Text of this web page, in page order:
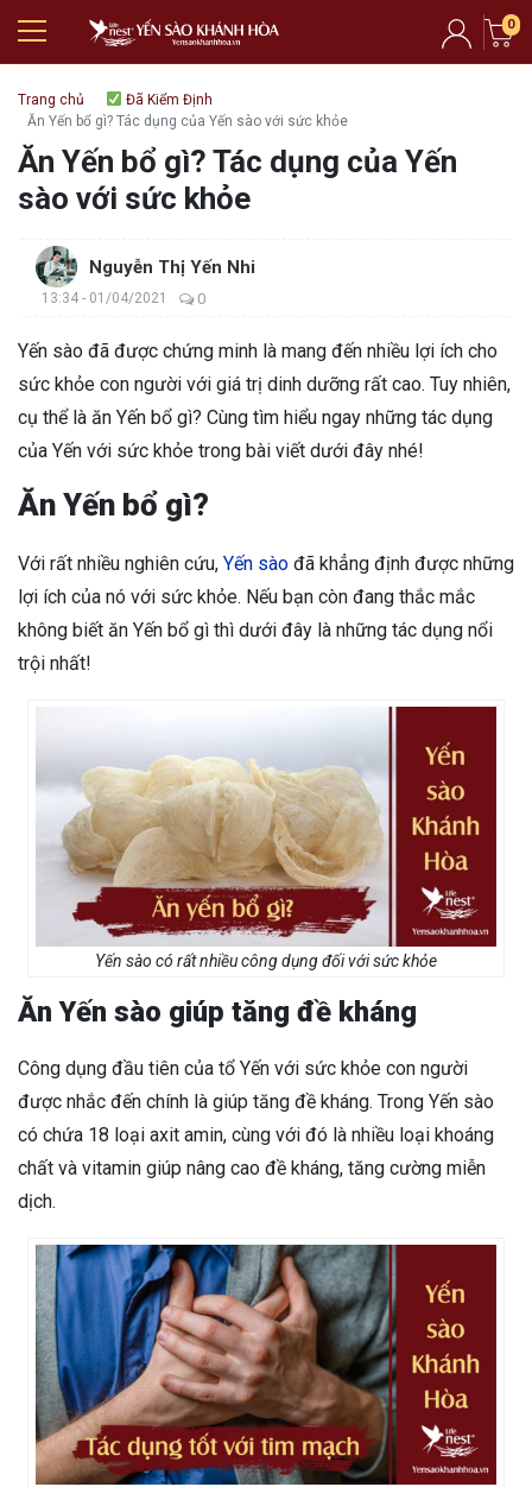
0
Trang chủ
Đã Kiểm Định
Ăn Yến bổ gì? Tác dụng của Yến sào với sức khỏe
Ăn Yến bổ gì? Tác dụng của Yến
sào với sức khỏe
Nguyễn Thị Yến Nhi
13:34 - 01/04/2021 0
Yến sào đã được chứng minh là mang đến nhiều lợi ích cho
sức khỏe con người với giá trị dinh dưỡng rất cao. Tuy nhiên,
cụ thể là ăn Yến bổ gì? Cùng tìm hiểu ngay những tác dụng
của Yến với sức khỏe trong bài viết dưới đây nhé!
Ăn Yến bổ gì?
Với rất nhiều nghiên cứu, Yến sào đã khẳng định được những
lợi ích của nó với sức khỏe. Nếu bạn còn đang thắc mắc
không biết ăn Yến bổ gì thì dưới đây là những tác dụng nổi
trội nhất!
Yến sào có rất nhiều công dụng đối với sức khỏe
Ăn Yến sào giúp tăng đề kháng
Công dụng đầu tiên của tổ Yến với sức khỏe con người
được nhắc đến chính là giúp tăng đề kháng. Trong Yến sào
có chứa 18 loại axit amin, cùng với đó là nhiều loại khoáng
chất và vitamin giúp nâng cao đề kháng, tăng cường miễn
dịch.